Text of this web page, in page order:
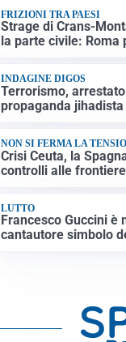
FRIZIONI TRA PAESI
Strage di Crans-
la parte civile: Roma
INDAGINE DIGOS
Terrorismo,
propaganda jihadista
NON SI FERMA LA
Crisi Ceuta, la
controlli alle
LUTTO
Francesco Guccini è
cantautore simbolo